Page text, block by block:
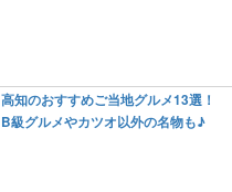
高知のおすすめご当地グルメ13選！
B級グルメやカツオ以外の名物も♪